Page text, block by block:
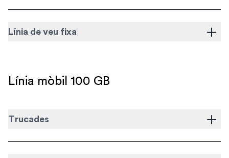
Línia de veu fixa
Línia mòbil 100 GB
Trucades